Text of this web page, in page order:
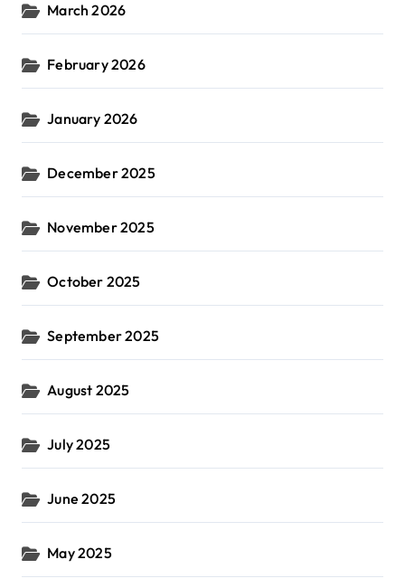
March 2026
February 2026
January 2026
December 2025
November 2025
October 2025
September 2025
August 2025
July 2025
June 2025
May 2025